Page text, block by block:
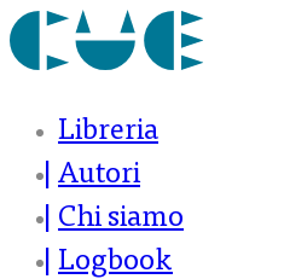
Libreria
Autori
Chi siamo
Logbook